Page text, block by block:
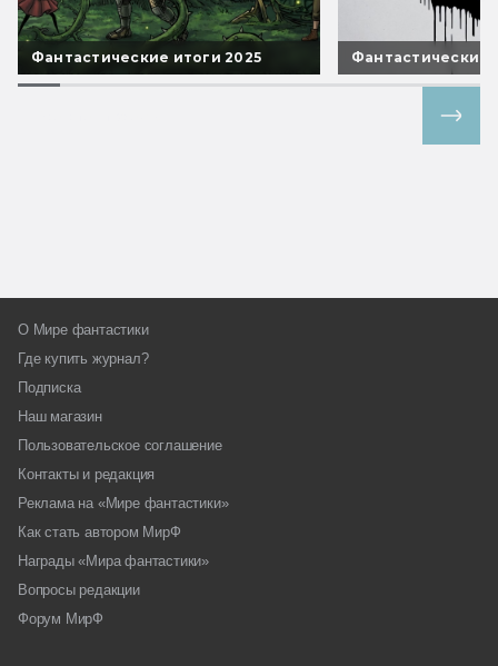
Фантастические итоги 2025 Фантастические
О Мире фантастики
Где купить журнал?
Подписка
Наш магазин
Пользовательское соглашение
Контакты и редакция
Реклама на «Мире фантастики»
Как стать автором МирФ
Награды «Мира фантастики»
Вопросы редакции
Форум МирФ